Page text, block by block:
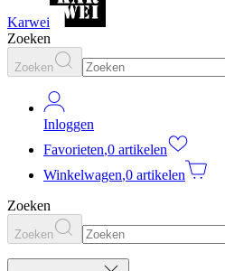
Karwei
Zoeken
Zoeken
Inloggen
Favorieten,0 artikelen
Winkelwagen,0 artikelen
Zoeken
Zoeken